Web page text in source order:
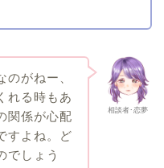
相談者･恋夢
がねー、
れる時もあ
関係が心配
すよね。ど
でしょう